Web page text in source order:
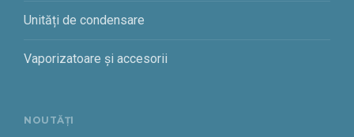
Unități de condensare
Vaporizatoare și accesorii
NOUTĂȚI